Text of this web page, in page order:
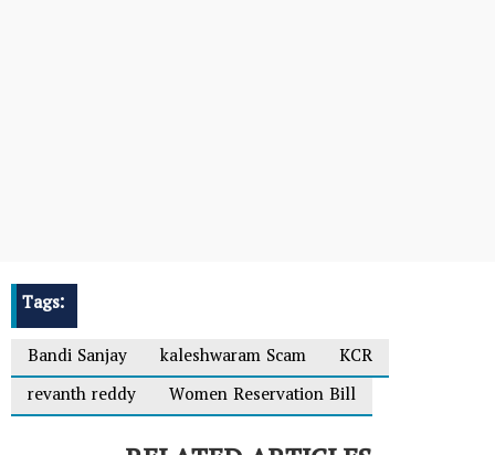
Tags:
Bandi Sanjay
kaleshwaram Scam
KCR
revanth reddy
Women Reservation Bill